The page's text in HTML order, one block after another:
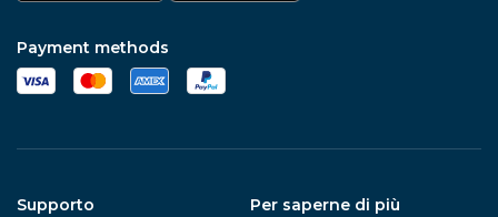
Payment methods
Supporto
Per saperne di più